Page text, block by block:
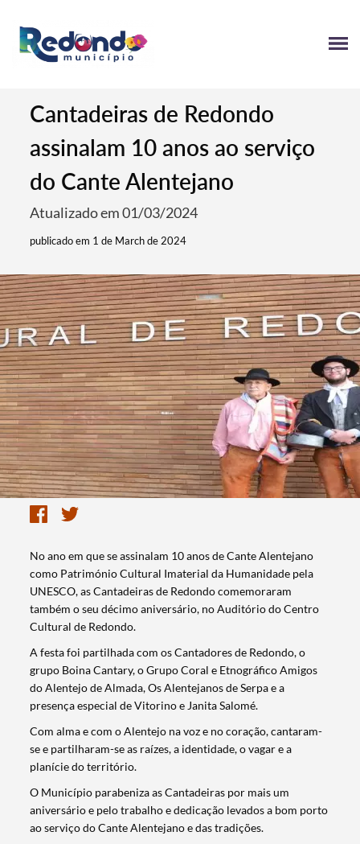
Cantadeiras de Redondo
assinalam 10 anos ao serviço
do Cante Alentejano
Atualizado em 01/03/2024
publicado em 1 de March de 2024
No ano em que se assinalam 10 anos de Cante Alentejano
como Património Cultural Imaterial da Humanidade pela
UNESCO, as Cantadeiras de Redondo comemoraram
também o seu décimo aniversário, no Auditório do Centro
Cultural de Redondo.
A festa foi partilhada com os Cantadores de Redondo, o
grupo Boina Cantary, o Grupo Coral e Etnográfico Amigos
do Alentejo de Almada, Os Alentejanos de Serpa e a
presença especial de Vitorino e Janita Salomé.
Com alma e com o Alentejo na voz e no coração, cantaram-
se e partilharam-se as raízes, a identidade, o vagar e a
planície do território.
O Município parabeniza as Cantadeiras por mais um
aniversário e pelo trabalho e dedicação levados a bom porto
ao serviço do Cante Alentejano e das tradições.